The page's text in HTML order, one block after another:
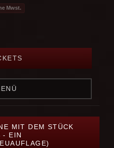
Mwst.
MIT DEM STÜCK
- EIN